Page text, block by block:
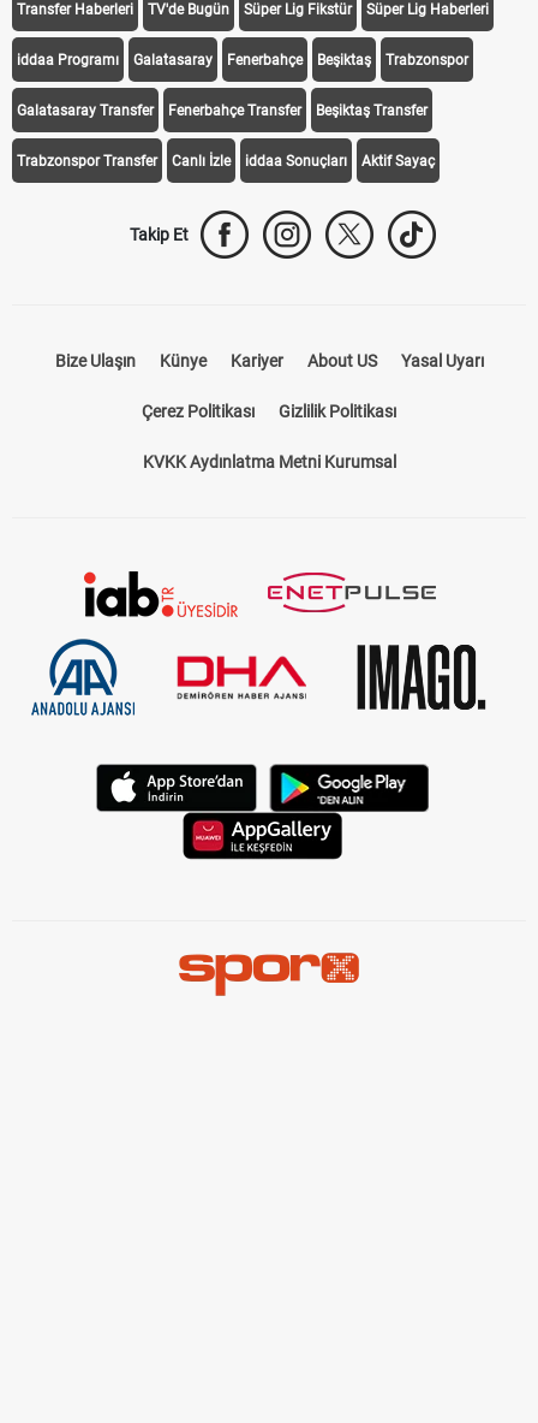
Transfer Haberleri TV'de Bugün Süper Lig Fikstür Süper Lig Haberleri
iddaa Programı Galatasaray Fenerbahçe Beşiktaş Trabzonspor
Galatasaray Transfer Fenerbahçe Transfer Beşiktaş Transfer
Trabzonspor Transfer Canlı İzle iddaa Sonuçları Aktif Sayaç
Takip Et
Bize Ulaşın Künye Kariyer About US Yasal Uyarı
Çerez Politikası Gizlilik Politikası
KVKK Aydınlatma Metni Kurumsal